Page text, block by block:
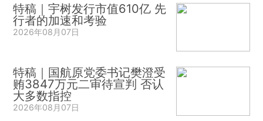
特稿｜宇树发行市值610亿 先
行者的加速和考验
2026年08月07日
特稿｜国航原党委书记樊澄受
贿3847万元二审待宣判 否认
大多数指控
2026年08月07日